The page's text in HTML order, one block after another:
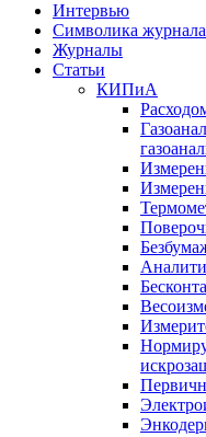
Интервью
Символика журнала
Журналы
Статьи
КИПиА